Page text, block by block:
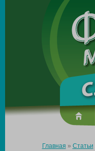
Главная » Статьи